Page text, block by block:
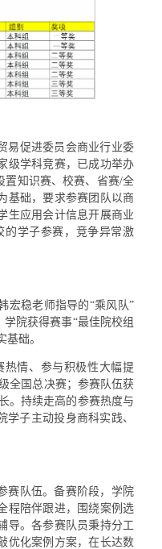
易促进委员会商业行业委
级学科竞赛，已成功举办
置知识赛、校赛、省赛/全
基础，要求参赛团队以商
生应用会计信息开展商业
的学子参赛，竞争异常激
宏稳老师指导的“乘风队”
院获得赛事“最佳院校组
础。
情、参与积极性大幅提
全国总决赛；参赛队伍获
。持续走高的参赛热度与
子主动投身商科实践、
赛队伍。备赛阶段，学院
程陪伴跟进，围绕案例选
导。各参赛队员秉持分工
优化案例方案，在长达数